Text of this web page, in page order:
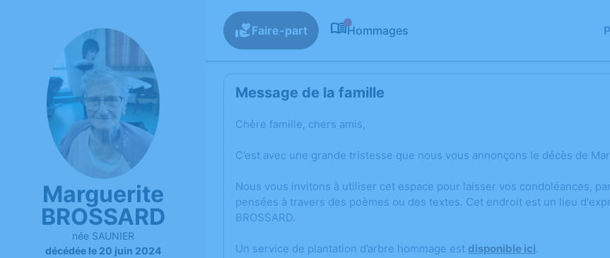
Marguerite
BROSSARD
née SAUNIER
décédée le 20 juin 2024
Faire-part Hommages
Message de la famille
Chère famille, chers amis,
C’est avec une grande tristesse que nous vous annonçons le décès de
Nous vous invitons à utiliser cet espace pour laisser vos condoléances,
pensées à travers des poèmes ou des textes. Cet endroit est un lieu
BROSSARD.
Un service de plantation d’arbre hommage est disponible ici.